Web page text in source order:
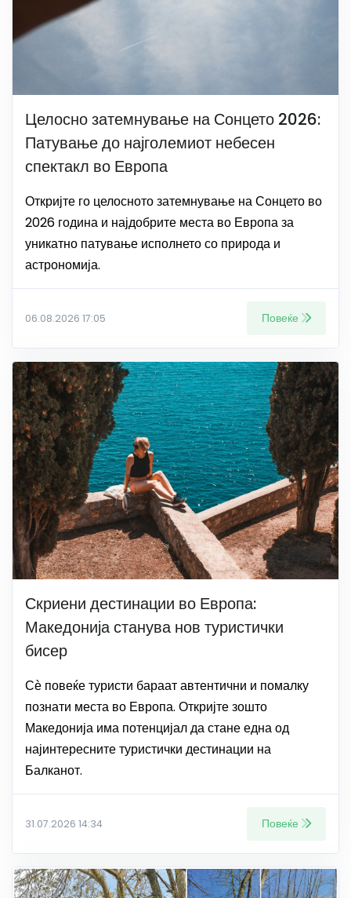
Целосно затемнување на Сонцето 2026:
Патување до најголемиот небесен
спектакл во Европа
Откријте го целосното затемнување на Сонцето во
2026 година и најдобрите места во Европа за
уникатно патување исполнето со природа и
астрономија.
06.08.2026 17:05 Повеќе
Скриени дестинации во Европа:
Македонија станува нов туристички
бисер
Сѐ повеќе туристи бараат автентични и помалку
познати места во Европа. Откријте зошто
Македонија има потенцијал да стане една од
најинтересните туристички дестинации на
Балканот.
31.07.2026 14:34 Повеќе